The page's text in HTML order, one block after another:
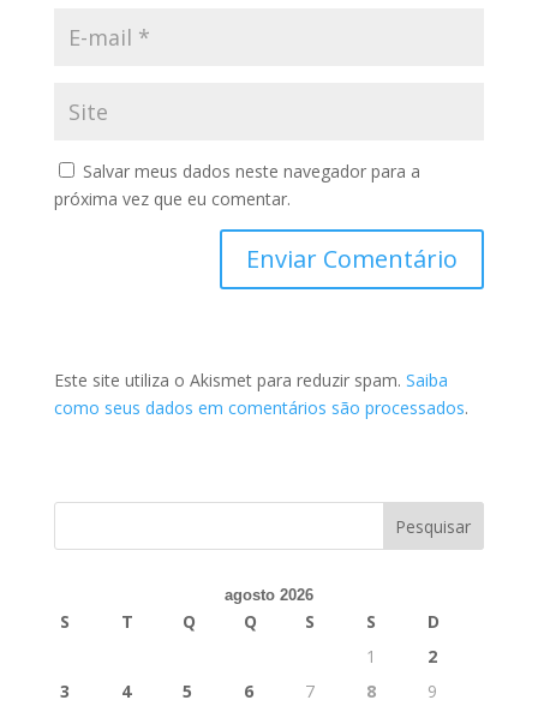
Salvar meus dados neste navegador para a
próxima vez que eu comentar.
Este site utiliza o Akismet para reduzir spam. Saiba
como seus dados em comentários são processados.
agosto 2026
S T Q Q S S
D
1
2
3
4 5 6 7 8
9